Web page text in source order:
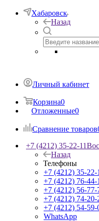
Хабаровск
Назад
Личный кабинет
Корзина0
Отложенные0
Сравнение товаров
+7 (4212) 35-22-11
Назад
Телефоны
+7 (4212) 35-22-
+7 (4212) 76-44-
+7 (4212) 56-77-
+7 (4212) 74-20-
+7 (4212) 54-59-
WhatsApp